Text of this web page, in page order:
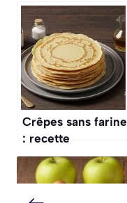
et rapide
Crêpes sans farine
: recette
gourmande et
légère